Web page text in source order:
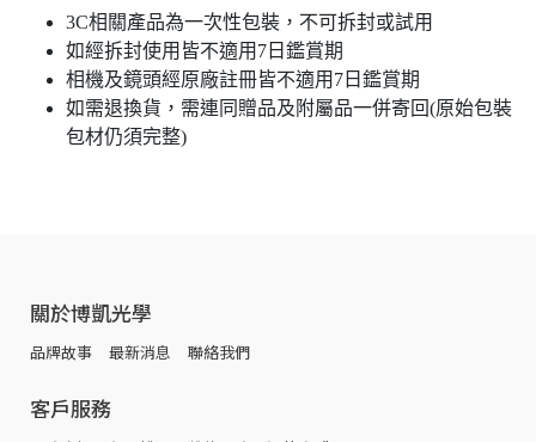
3C相關產品為一次性包裝，不可拆封或試用
如經拆封使用皆不適用7日鑑賞期
相機及鏡頭經原廠註冊皆不適用7日鑑賞期
如需退換貨，需連同贈品及附屬品一併寄回(原始包裝
包材仍須完整)
關於博凱光學
品牌故事 最新消息 聯絡我們
客戶服務